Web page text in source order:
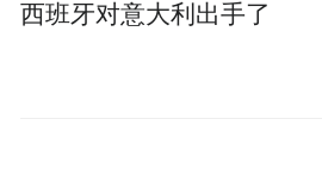
西班牙对意大利出手了